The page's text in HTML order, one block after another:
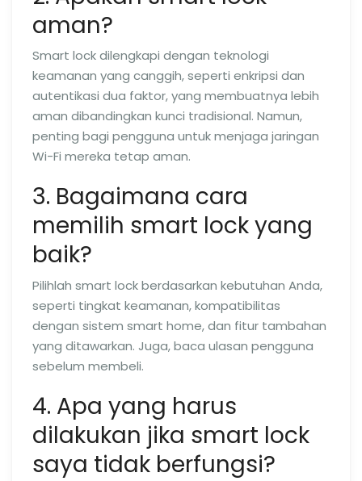
aman?
Smart lock dilengkapi dengan teknologi
keamanan yang canggih, seperti enkripsi dan
autentikasi dua faktor, yang membuatnya lebih
aman dibandingkan kunci tradisional. Namun,
penting bagi pengguna untuk menjaga jaringan
Wi-Fi mereka tetap aman.
3. Bagaimana cara
memilih smart lock yang
baik?
Pilihlah smart lock berdasarkan kebutuhan Anda,
seperti tingkat keamanan, kompatibilitas
dengan sistem smart home, dan fitur tambahan
yang ditawarkan. Juga, baca ulasan pengguna
sebelum membeli.
4. Apa yang harus
dilakukan jika smart lock
saya tidak berfungsi?